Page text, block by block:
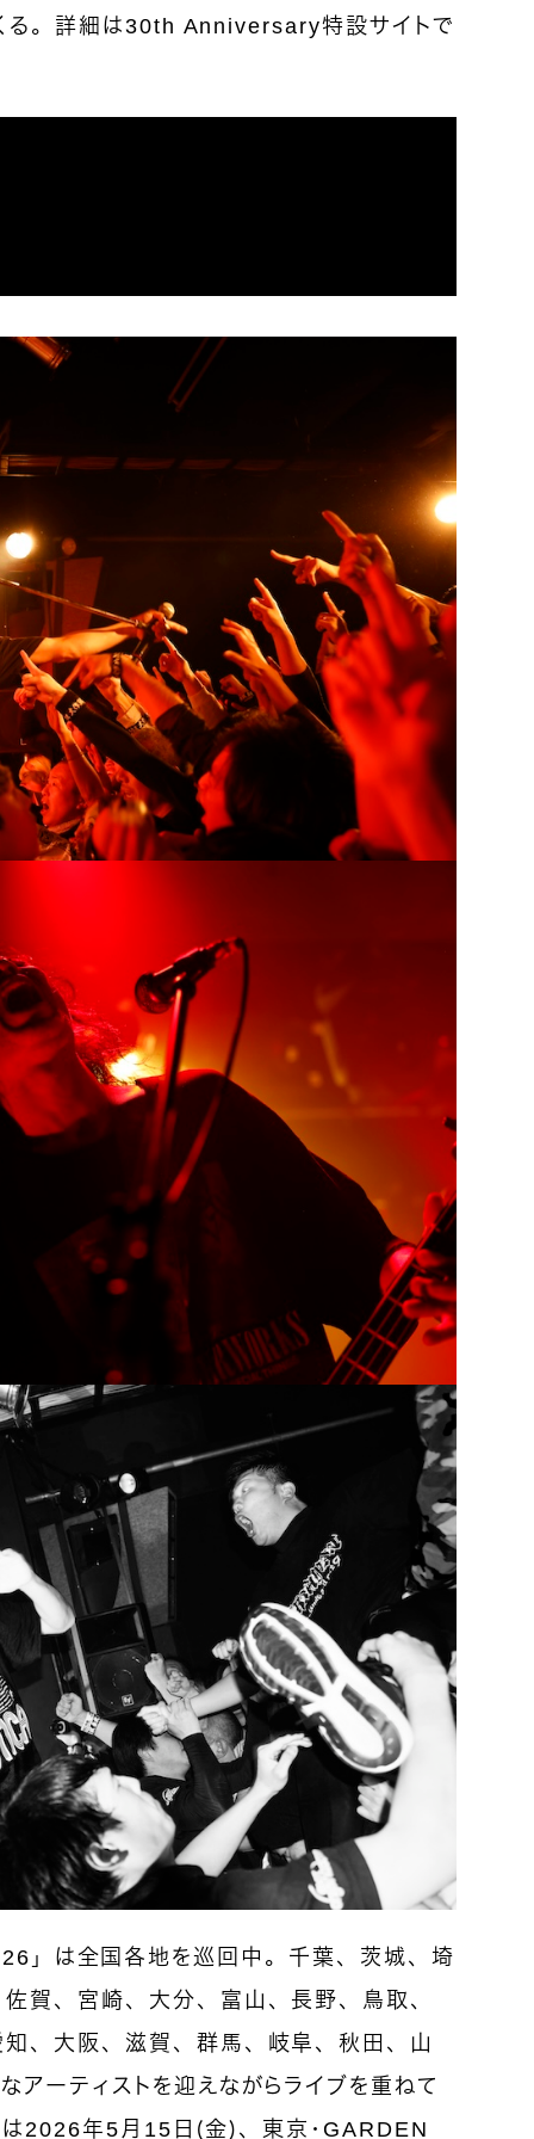
る。詳細は30th Anniversary特設サイトで
」は全国各地を巡回中。千葉、茨城、埼
賀、宮崎、大分、富山、長野、鳥取、
、大阪、滋賀、群馬、岐阜、秋田、山
ーティストを迎えながらライブを重ねて
2026年5月15日（金）、東京・GARDEN